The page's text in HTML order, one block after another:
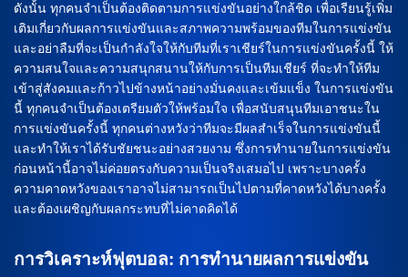
ดังนั้น ทุกคนจำเป็นต้องติดตามการแข่งขันอย่างใกล้ชิด เพื่อเรียนรู้เพิ่ม
เติมเกี่ยวกับผลการแข่งขันและสภาพความพร้อมของทีมในการแข่งขัน
และอย่าลืมที่จะเป็นกำลังใจให้กับทีมที่เราเชียร์ในการแข่งขันครั้งนี้ ให้
ความสนใจและความสนุกสนานให้กับการเป็นทีมเชียร์ ที่จะทำให้ทีม
เข้าสู่สังคมและก้าวไปข้างหน้าอย่างมั่นคงและเข้มแข็ง ในการแข่งขัน
นี้ ทุกคนจำเป็นต้องเตรียมตัวให้พร้อมใจ เพื่อสนับสนุนทีมเอาชนะใน
การแข่งขันครั้งนี้ ทุกคนต่างหวังว่าทีมจะมีผลสำเร็จในการแข่งขันนี้
และทำให้เราได้รับชัยชนะอย่างสวยงาม ซึ่งการทำนายในการแข่งขัน
ก่อนหน้านี้อาจไม่ค่อยตรงกับความเป็นจริงเสมอไป เพราะบางครั้ง
ความคาดหวังของเราอาจไม่สามารถเป็นไปตามที่คาดหวังได้บางครั้ง
และต้องเผชิญกับผลกระทบที่ไม่คาดคิดได้
การวิเคราะห์ฟุตบอล: การทำนายผลการแข่งขัน